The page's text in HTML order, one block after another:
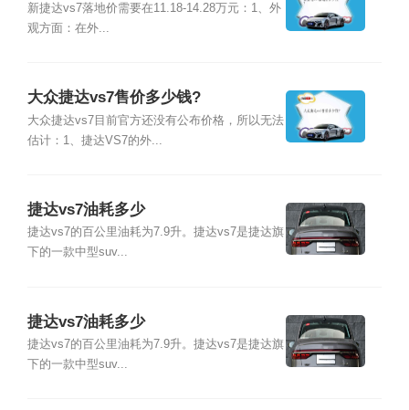
新捷达vs7落地价需要在11.18-14.28万元：1、外
观方面：在外...
大众捷达vs7售价多少钱?
大众捷达vs7目前官方还没有公布价格，所以无法
估计：1、捷达VS7的外...
捷达vs7油耗多少
捷达vs7的百公里油耗为7.9升。捷达vs7是捷达旗
下的一款中型suv...
捷达vs7油耗多少
捷达vs7的百公里油耗为7.9升。捷达vs7是捷达旗
下的一款中型suv...